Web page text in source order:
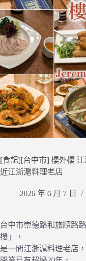
[食記][台中市] 樓外樓
近江浙滬料理老店
2026 年 6 月 7 日
台中市崇德路和旅順路
樓」，
是一間江浙滬料理老店，